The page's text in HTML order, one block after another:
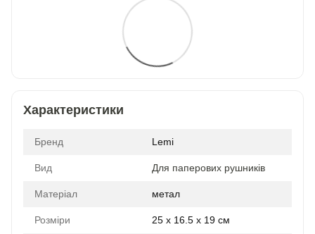
Характеристики
Бренд Lemi
Вид Для паперових рушників
Матеріал метал
Розміри 25 x 16.5 x 19 см